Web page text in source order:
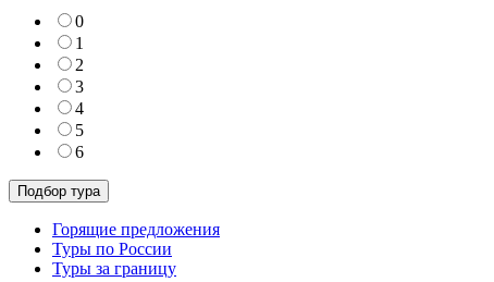
0
1
2
3
4
5
6
Горящие предложения
Туры по России
Туры за границу